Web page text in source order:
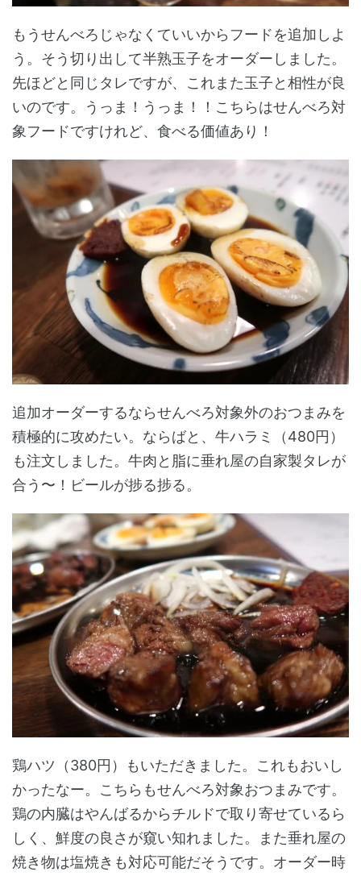
もうせんべろじゃなくていいからフードを追加しよ
う。そう切り出して半熟玉子をオーダーしました。
先ほどと同じタレですが、これまた玉子と相性が良
いのです。うっま！うっま！！こちらはせんべろ対
象フードですけれど、食べる価値あり！
追加オーダーするならせんべろ対象外のおつまみを
積極的に攻めたい。ならばと、牛ハラミ（480円）
も注文しました。牛肉と脂に垂れ屋の自家製タレが
合う〜！ビールが捗る捗る。
鶏ハツ（380円）もいただきました。これもおいし
かったなー。こちらもせんべろ対象おつまみです。
鶏の内臓はやんばるからチルドで取り寄せているら
しく、鮮度の良さが窺い知れました。また垂れ屋の
焼き物は塩焼きも対応可能だそうです。オーダー時